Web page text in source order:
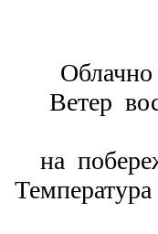
Облачно
Ветер
на
Температура